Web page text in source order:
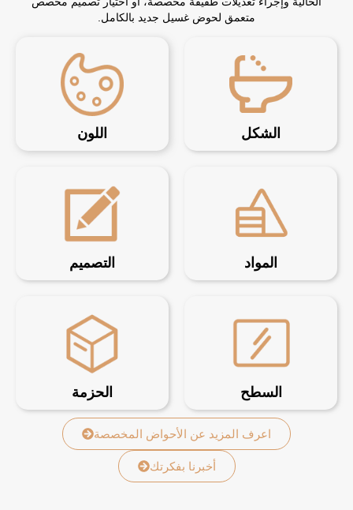
متعمق لحوض غسيل جديد بالكامل.
الشكل اللون
المواد التصميم
السطح الحزمة
اعرف المزيد عن الأحواض المخصصة
أخبرنا بفكرتك